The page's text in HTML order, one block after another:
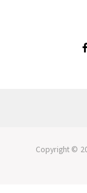
Copyright ©